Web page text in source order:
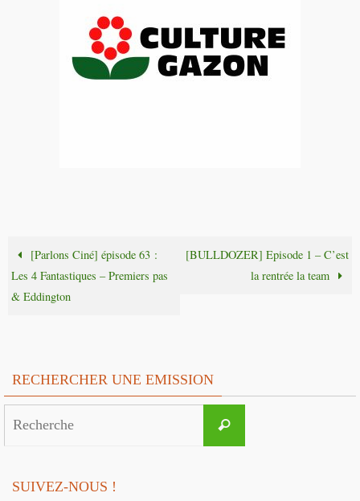
[Parlons Ciné] épisode 63 :
Les 4 Fantastiques – Premiers pas
& Eddington
[BULLDOZER] Episode 1 – C’est
la rentrée la team
RECHERCHER UNE EMISSION
Recherche
SUIVEZ-NOUS !